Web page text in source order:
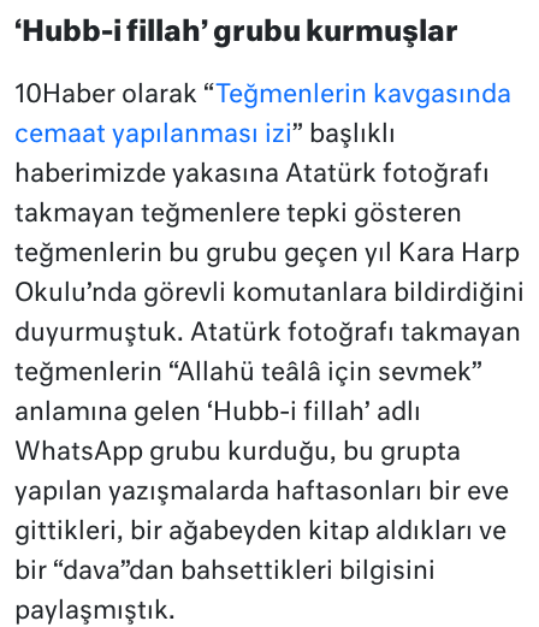
‘Hubb-i fillah’ grubu kurmuşlar
10Haber olarak “ Teğmenlerin kavgasında
cemaat yapılanması izi” başlıklı
haberimizde yakasına Atatürk fotoğrafı
takmayan teğmenlere tepki gösteren
teğmenlerin bu grubu geçen yıl Kara Harp
Okulu’nda görevli komutanlara bildirdiğini
duyurmuştuk. Atatürk fotoğrafı takmayan
teğmenlerin “Allahü teâlâ için sevmek”
anlamına gelen ‘Hubb-i fillah’ adlı
WhatsApp grubu kurduğu, bu grupta
yapılan yazışmalarda haftasonları bir eve
gittikleri, bir ağabeyden kitap aldıkları ve
bir “dava”dan bahsettikleri bilgisini
paylaşmıştık.